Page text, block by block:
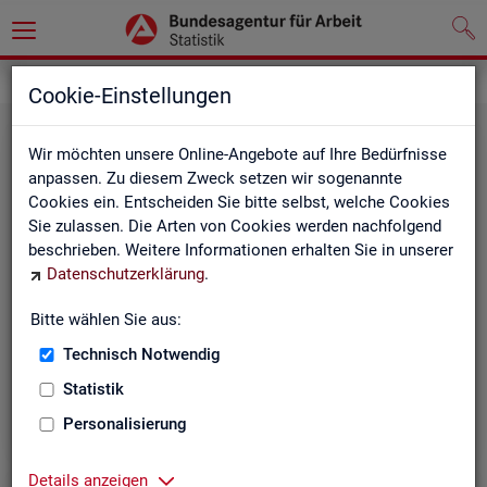
Cookie-Einstellungen
Wir möchten unsere Online-Angebote auf Ihre Bedürfnisse
anpassen. Zu diesem Zweck setzen wir sogenannte
Cookies ein. Entscheiden Sie bitte selbst, welche Cookies
Sie zulassen. Die Arten von Cookies werden nachfolgend
beschrieben. Weitere Informationen erhalten Sie in unserer
Datenschutzerklärung.
Bitte wählen Sie aus:
Technisch Notwendig
Statistik
Personalisierung
Details anzeigen
Re­gio­na­le Glie­de­run­gen
Landkreise) in den Statistiken der BA